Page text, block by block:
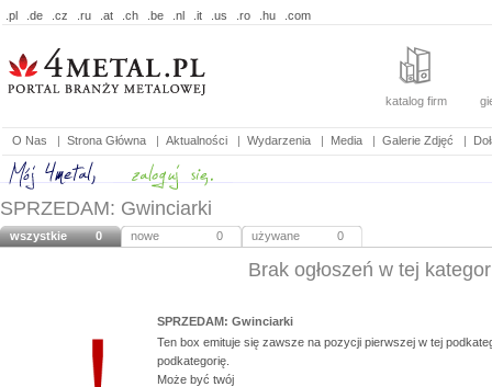
.pl .de .cz .ru .at .ch .be .nl .it .us .ro .hu .com
katalog firm
O Nas | Strona Główna | Aktualności | Wydarzenia | Media | Galerie Zdjęć |
SPRZEDAM: Gwinciarki
wszystkie 0 nowe 0 używane 0
Brak ogłoszeń w tej
SPRZEDAM: Gwinciarki
Ten box emituje się zawsze na pozycji pierwszej w tej
podkategorię.
Może być twój